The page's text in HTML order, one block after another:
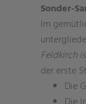
Sonder-
Im
Feldkirch
der erste
Die